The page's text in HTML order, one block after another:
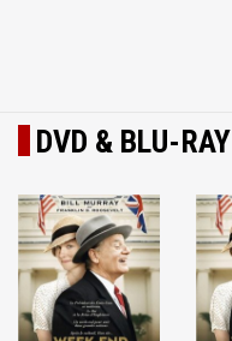
DVD & BLU-RAY